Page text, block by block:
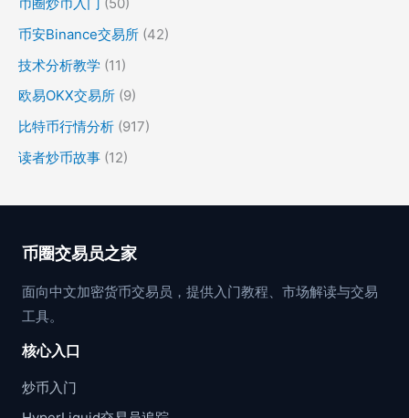
币安Binance交易所 (42)
技术分析教学 (11)
欧易OKX交易所 (9)
比特币行情分析 (917)
读者炒币故事 (12)
币圈交易员之家
面向中文加密货币交易员，提供入门教程、市场解读与交易
工具。
核心入口
炒币入门